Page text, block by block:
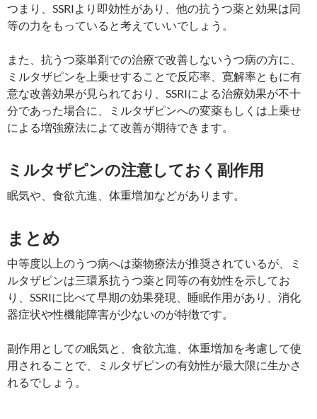
つまり、SSRIより即効性があり、他の抗うつ薬と効果は同
等の力をもっていると考えていいでしょう。
また、抗うつ薬単剤での治療で改善しないうつ病の方に、
ミルタザピンを上乗せすることで反応率、寛解率ともに有
意な改善効果が見られており、SSRIによる治療効果が不十
分であった場合に、ミルタザピンへの変薬もしくは上乗せ
による増強療法によて改善が期待できます。
ミルタザピンの注意しておく副作用
眠気や、食欲亢進、体重増加などがあります。
まとめ
中等度以上のうつ病へは薬物療法が推奨されているが、ミ
ルタザピンは三環系抗うつ薬と同等の有効性を示してお
り、SSRIに比べて早期の効果発現、睡眠作用があり、消化
器症状や性機能障害が少ないのが特徴です。
副作用としての眠気と、食欲亢進、体重増加を考慮して使
用されることで、ミルタザピンの有効性が最大限に生かさ
れるでしょう。